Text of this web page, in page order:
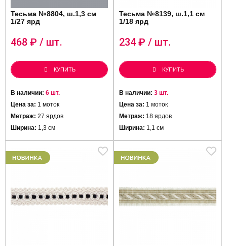
Тесьма №8804, ш.1,3 см
1/27 ярд
468 ₽ / шт.
КУПИТЬ
В наличии: 6 шт.
Цена за: 1 моток
Метраж: 27 ярдов
Ширина: 1,3 см
Тесьма №8139, ш.1,1 см
1/18 ярд
234 ₽ / шт.
КУПИТЬ
В наличии: 3 шт.
Цена за: 1 моток
Метраж: 18 ярдов
Ширина: 1,1 см